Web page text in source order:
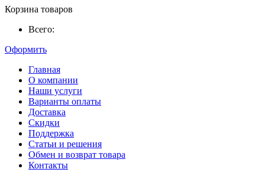
Корзина товаров
Всего:
Оформить
Главная
О компании
Наши услуги
Варианты оплаты
Доставка
Скидки
Поддержка
Статьи и решения
Обмен и возврат товара
Контакты